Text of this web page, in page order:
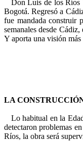
Don Luis de los Ríos
Bogotá. Regresó a
fue mandada construir
semanales desde
Y aporta una visión
LA
Lo habitual en la
detectaron problemas
Ríos, la obra será